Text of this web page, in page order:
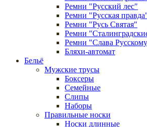
Ремни "Русский лес"
Ремни "Русская
Ремни "Русь Святая"
Ремни
Ремни "Слава
Бляхи-автомат
Бельё
Мужские трусы
Боксеры
Семейные
Слипы
Наборы
Правильные носки
Носки длинные